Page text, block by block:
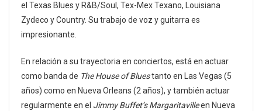
el Texas Blues y R&B/Soul, Tex-Mex Texano, Louisiana
Zydeco y Country. Su trabajo de voz y guitarra es
impresionante.
En relación a su trayectoria en conciertos, está en actuar
como banda de The House of Bluestanto en Las Vegas (5
años) como en Nueva Orleans (2 años), y también actuar
regularmente en el Jimmy Buffet’s Margaritavilleen Nueva